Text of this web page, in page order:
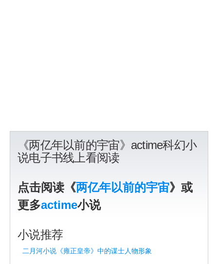
《两亿年以前的宇宙》actime科幻小
说电子书线上看阅读
点击阅读《两亿年以前的宇宙》或
更多actime小说
小说推荐
二月河小说《雍正皇帝》中的谋士人物形象